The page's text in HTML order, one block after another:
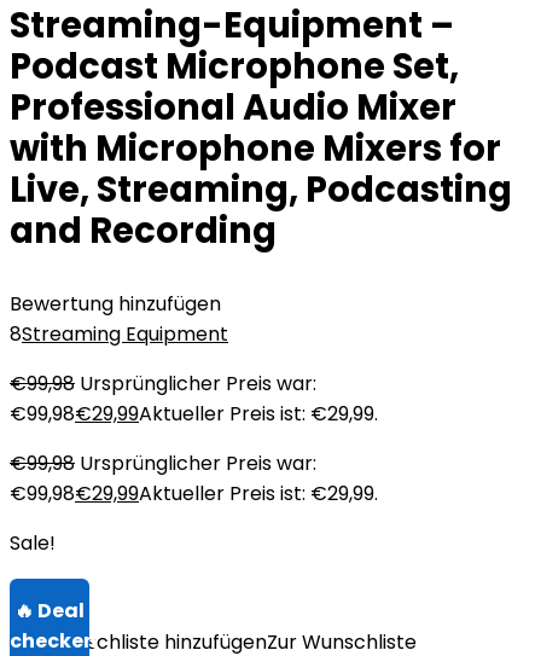
Streaming-Equipment –
Podcast Microphone Set,
Professional Audio Mixer
with Microphone Mixers for
Live, Streaming, Podcasting
and Recording
Bewertung hinzufügen
8Streaming Equipment
€99,98 Ursprünglicher Preis war:
€99,98€29,99Aktueller Preis ist: €29,99.
€99,98 Ursprünglicher Preis war:
€99,98€29,99Aktueller Preis ist: €29,99.
Sale!
Zur Wunschliste hinzufügenZur Wunschliste